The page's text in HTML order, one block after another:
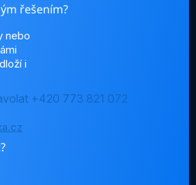
řešením?
nebo
i
+420 773 821 072